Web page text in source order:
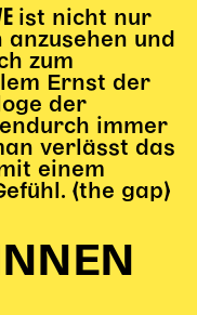
ist nicht nur
und
zum
Ernst der
der
immer
verlässt das
einem
(the gap)